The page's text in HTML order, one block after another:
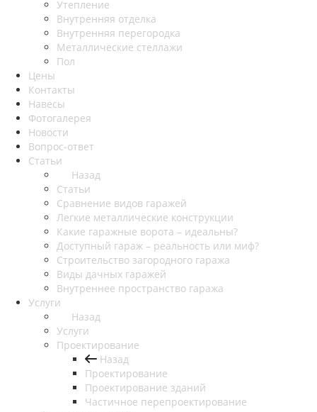
Утепление
Внутренняя отделка
Внутренняя перегородка
Металлические стеллажи
Пол
Цены
Контакты
Навесы
Фотогалерея
Новости
Вопрос-ответ
Статьи
Назад
Статьи
Сравнение видов гаражей
Легкие металлические конструкции
Какие гаражные ворота – идеальны?
Доступный гараж – реальность или миф?
Строительство загородного гаража
Виды дачных гаражей
Внутреннее пространство гаража
Услуги
Назад
Услуги
Проектирование
Назад
Проектирование
Проектирование зданий
Частичное перепроектирование